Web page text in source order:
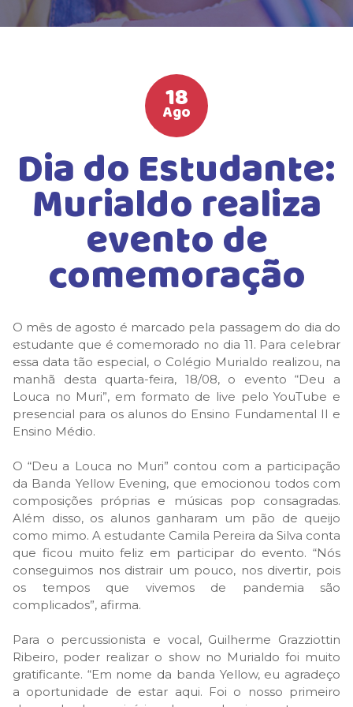
HIGH SCHOOL
LISTA DE MATERIAIS
CALENDÁRIO ESCOLAR 2026
GUIA DA FAMÍLIA
BOLETOS BANCÁRIOS
18
Ago
Dia do Estudante:
Murialdo realiza
evento de
comemoração
O mês de agosto é marcado pela passagem do dia do
estudante que é comemorado no dia 11. Para celebrar
essa data tão especial, o Colégio Murialdo realizou, na
manhã desta quarta-feira, 18/08, o evento “Deu a
Louca no Muri”, em formato de live pelo YouTube e
presencial para os alunos do Ensino Fundamental II e
Ensino Médio.
O “Deu a Louca no Muri” contou com a participação
da Banda Yellow Evening, que emocionou todos com
composições próprias e músicas pop consagradas.
Além disso, os alunos ganharam um pão de queijo
como mimo. A estudante Camila Pereira da Silva conta
que ficou muito feliz em participar do evento. “Nós
conseguimos nos distrair um pouco, nos divertir, pois
os tempos que vivemos de pandemia são
complicados”, afirma.
Para o percussionista e vocal, Guilherme Grazziottin
Ribeiro, poder realizar o show no Murialdo foi muito
gratificante. “Em nome da banda Yellow, eu agradeço
a oportunidade de estar aqui. Foi o nosso primeiro